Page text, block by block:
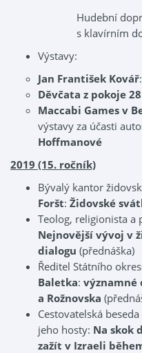
Hudební
s klavírním
Výstavy:
Jan František Kovář:
Děvčata z pokoje 28
Maccabi Games v
výstavy za účasti
Hoffmanové
2019 (15. ročník)
Bývalý kantor
Foršt: Židovské
Teolog, religionista a
Nejnovější vývoj v
dialogu (přednáška)
Ředitel Státního
Baletka: významné
a Rožnovska
Cestovatelská beseda
jeho hosty: Na skok
zažít v Izraeli